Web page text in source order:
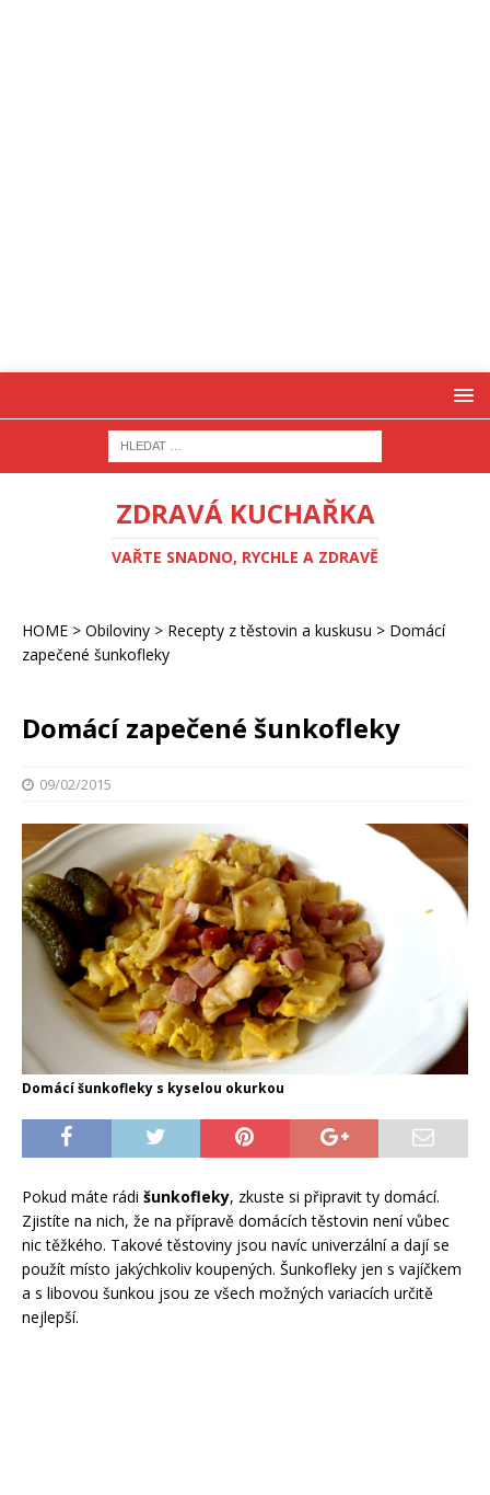
ZDRAVÁ KUCHAŘKA
VAŘTE SNADNO, RYCHLE A ZDRAVĚ
HOME > Obiloviny > Recepty z těstovin a kuskusu > Domácí
zapečené šunkofleky
Domácí zapečené šunkofleky
09/02/2015
Domácí šunkofleky s kyselou okurkou
Pokud máte rádi šunkofleky, zkuste si připravit ty domácí.
Zjistíte na nich, že na přípravě domácích těstovin není vůbec
nic těžkého. Takové těstoviny jsou navíc univerzální a dají se
použít místo jakýchkoliv koupených. Šunkofleky jen s vajíčkem
a s libovou šunkou jsou ze všech možných variacích určitě
nejlepší.